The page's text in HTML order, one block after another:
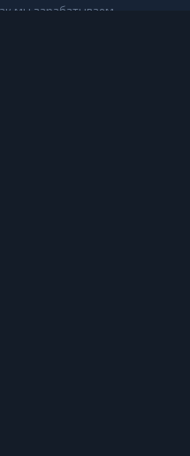
мы зарабатываем